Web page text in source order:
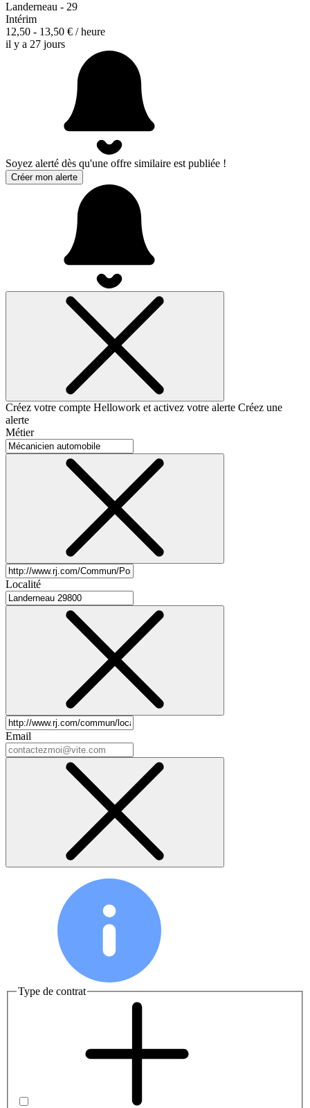
Landerneau - 29
Intérim
12,50 - 13,50 € / heure
il y a 27 jours
Soyez alerté dès qu'une offre similaire est publiée !
Créer mon alerte
Créez votre compte Hellowork et activez votre alerte Créez une
alerte
Métier
Localité
Email
Type de contrat